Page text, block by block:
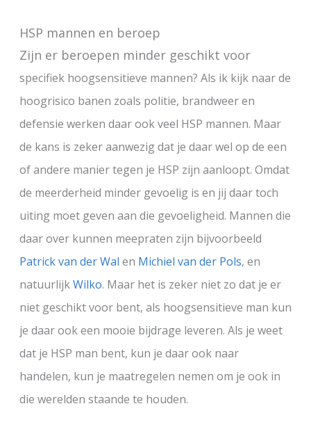
HSP mannen en beroep
Zijn er beroepen minder geschikt voor
specifiek hoogsensitieve mannen? Als ik kijk naar de
hoogrisico banen zoals politie, brandweer en
defensie werken daar ook veel HSP mannen. Maar
de kans is zeker aanwezig dat je daar wel op de een
of andere manier tegen je HSP zijn aanloopt. Omdat
de meerderheid minder gevoelig is en jij daar toch
uiting moet geven aan die gevoeligheid. Mannen die
daar over kunnen meepraten zijn bijvoorbeeld
Patrick van der Wal en Michiel van der Pols, en
natuurlijkWilko. Maar het is zeker niet zo dat je er
niet geschikt voor bent, als hoogsensitieve man kun
je daar ook een mooie bijdrage leveren. Als je weet
dat je HSP man bent, kun je daar ook naar
handelen, kun je maatregelen nemen om je ook in
die werelden staande te houden.